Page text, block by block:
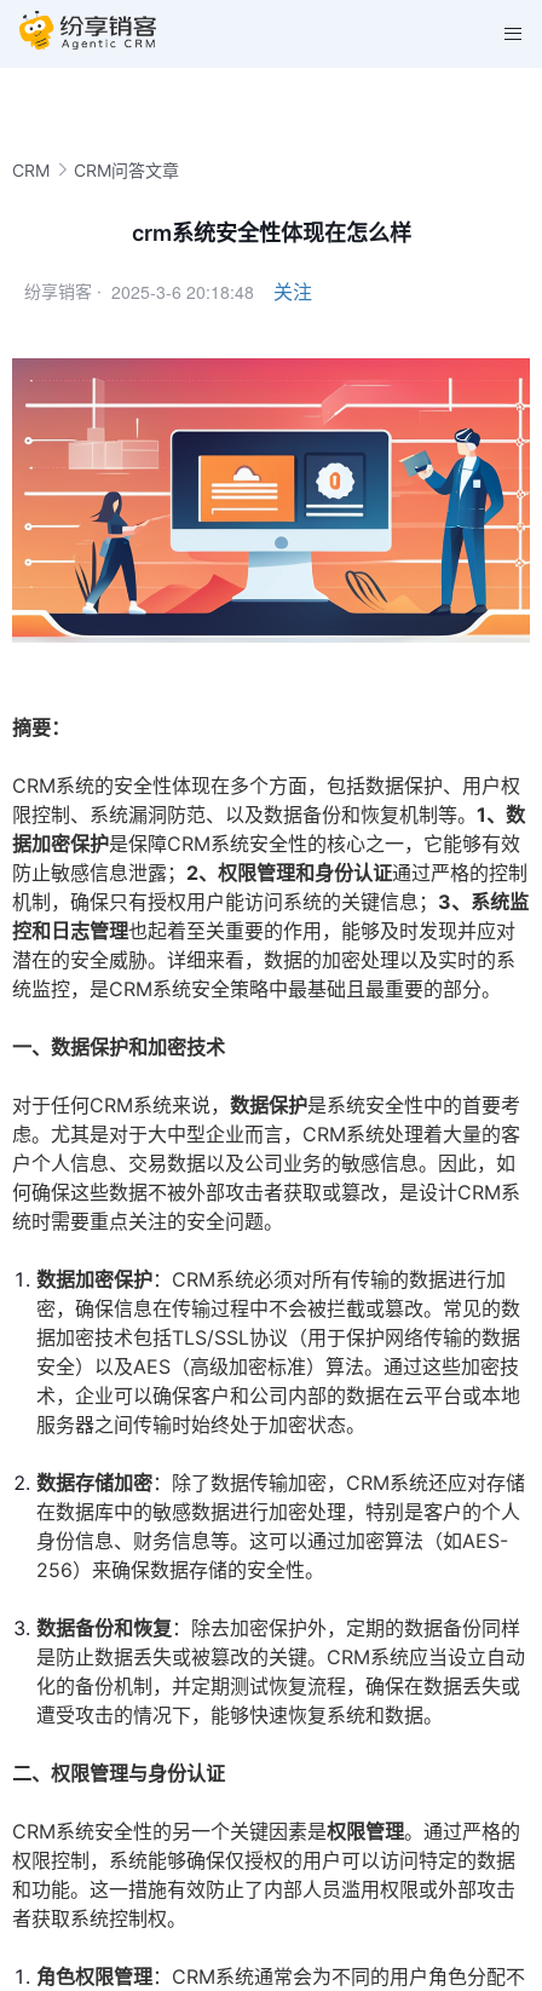
CRM CRM问答文章
crm系统安全性体现在怎么样
纷享销客 · 2025-3-6 20:18:48 关注
摘要：
CRM系统的安全性体现在多个方面，包括数据保护、用户权
限控制、系统漏洞防范、以及数据备份和恢复机制等。 1、数
据加密保护是保障CRM系统安全性的核心之一，它能够有效
防止敏感信息泄露； 2、权限管理和身份认证通过严格的控制
机制，确保只有授权用户能访问系统的关键信息； 3、系统监
控和日志管理也起着至关重要的作用，能够及时发现并应对
潜在的安全威胁。详细来看，数据的加密处理以及实时的系
统监控，是CRM系统安全策略中最基础且最重要的部分。
一、数据保护和加密技术
对于任何CRM系统来说， 数据保护是系统安全性中的首要考
虑。尤其是对于大中型企业而言，CRM系统处理着大量的客
户个人信息、交易数据以及公司业务的敏感信息。因此，如
何确保这些数据不被外部攻击者获取或篡改，是设计CRM系
统时需要重点关注的安全问题。
数据加密保护：CRM系统必须对所有传输的数据进行加
密，确保信息在传输过程中不会被拦截或篡改。常见的数
据加密技术包括TLS/SSL协议（用于保护网络传输的数据
安全）以及AES（高级加密标准）算法。通过这些加密技
术，企业可以确保客户和公司内部的数据在云平台或本地
服务器之间传输时始终处于加密状态。
数据存储加密：除了数据传输加密，CRM系统还应对存储
在数据库中的敏感数据进行加密处理，特别是客户的个人
身份信息、财务信息等。这可以通过加密算法（如AES-
256）来确保数据存储的安全性。
数据备份和恢复 ：除去加密保护外，定期的数据备份同样
是防止数据丢失或被篡改的关键。CRM系统应当设立自动
化的备份机制，并定期测试恢复流程，确保在数据丢失或
遭受攻击的情况下，能够快速恢复系统和数据。
二、权限管理与身份认证
CRM系统安全性的另一个关键因素是权限管理。通过严格的
权限控制，系统能够确保仅授权的用户可以访问特定的数据
和功能。这一措施有效防止了内部人员滥用权限或外部攻击
者获取系统控制权。
角色权限管理：CRM系统通常会为不同的用户角色分配不